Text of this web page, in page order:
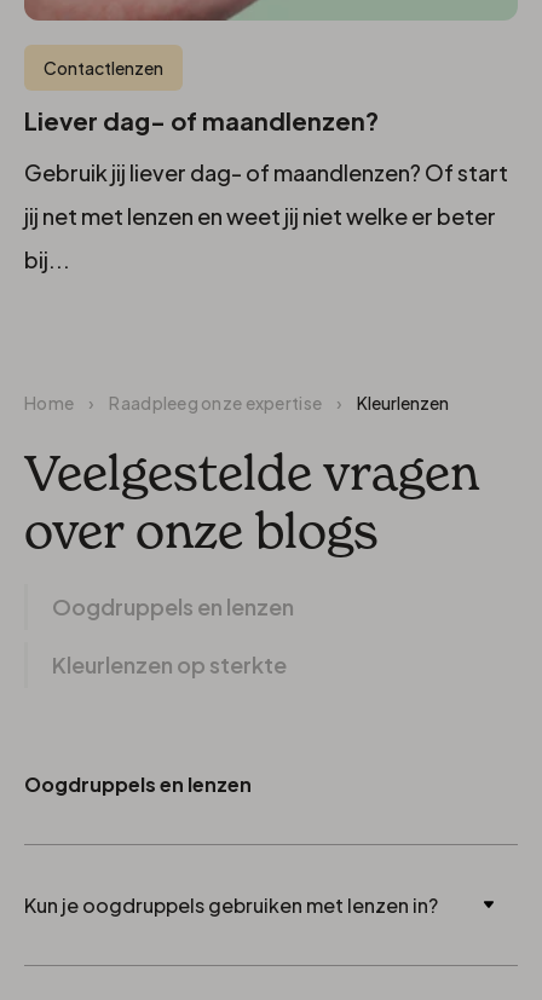
Contactlenzen
Liever dag- of maandlenzen?
Gebruik jij liever dag- of maandlenzen? Of start
jij net met lenzen en weet jij niet welke er beter
bij...
Home › Raadpleeg onze expertise › Kleurlenzen
Veelgestelde vragen
over onze blogs
Oogdruppels en lenzen
Kleurlenzen op sterkte
Oogdruppels en lenzen
Kun je oogdruppels gebruiken met lenzen in?